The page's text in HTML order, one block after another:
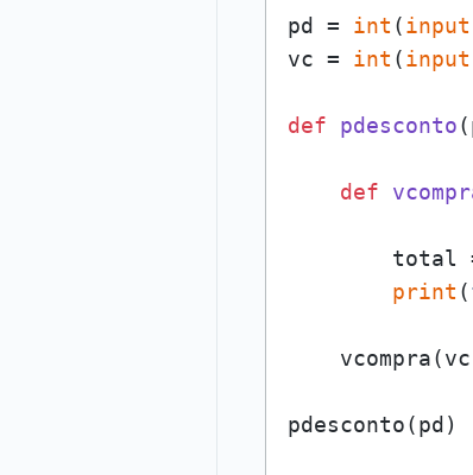
pd = int (input
vc = int (input
def pdesconto(
def
total
print (